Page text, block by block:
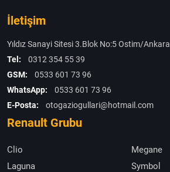
İletişim
Yıldız Sanayi Sitesi 3.Blok No:5 Ostim/Ankara
Tel:
0312 354 55 39
GSM:
0533 601 73 96
WhatsApp:
0533 601 73 96
E-Posta:
otogaziogullari@hotmail.com
Renault Grubu
Clio
Megane
Laguna
Symbol